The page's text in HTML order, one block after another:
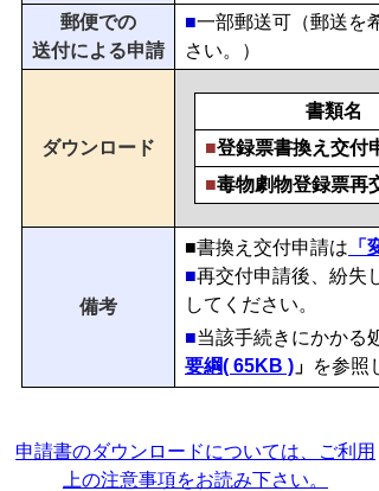
郵便での
送付による申請
■一部郵送可（郵送を
さい。）
ダウンロード
書類名
■登録票書換え交付
■毒物劇物登録票再
備考
■書換え交付申請は 「
■再交付申請後、紛失
してください。
■当該手続きにかかる
要綱( 65KB ) 」 を参照
申請書のダウンロードについては、ご利用
上の注意事項をお読み下さい。